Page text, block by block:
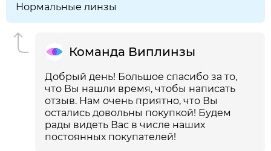
Нормальные линзы
Команда Виплинзы
Добрый день! Большое спасибо за то,
что Вы нашли время, чтобы написать
отзыв. Нам очень приятно, что Вы
остались довольны покупкой! Будем
рады видеть Вас в числе наших
постоянных покупателей!